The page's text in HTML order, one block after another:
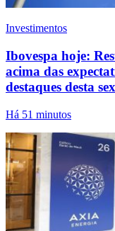
Investimentos
Ibovespa hoje:
acima das
destaques desta
Há 51 minutos